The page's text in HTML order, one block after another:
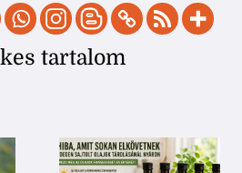
tartalom